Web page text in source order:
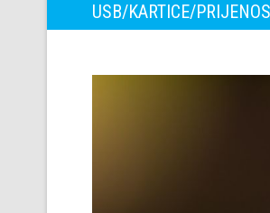
USB/KARTICE/